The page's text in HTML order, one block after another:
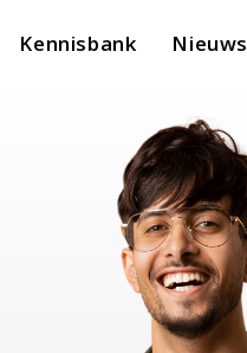
Kennisbank Nieuws